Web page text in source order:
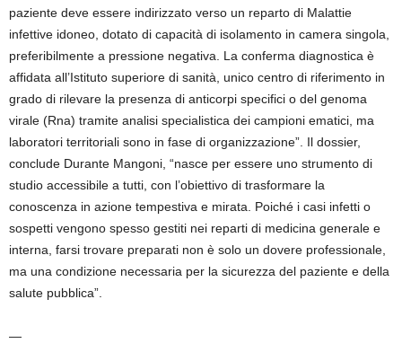
paziente deve essere indirizzato verso un reparto di Malattie
infettive idoneo, dotato di capacità di isolamento in camera singola,
preferibilmente a pressione negativa. La conferma diagnostica è
affidata all’Istituto superiore di sanità, unico centro di riferimento in
grado di rilevare la presenza di anticorpi specifici o del genoma
virale (Rna) tramite analisi specialistica dei campioni ematici, ma
laboratori territoriali sono in fase di organizzazione”. Il dossier,
conclude Durante Mangoni, “nasce per essere uno strumento di
studio accessibile a tutti, con l’obiettivo di trasformare la
conoscenza in azione tempestiva e mirata. Poiché i casi infetti o
sospetti vengono spesso gestiti nei reparti di medicina generale e
interna, farsi trovare preparati non è solo un dovere professionale,
ma una condizione necessaria per la sicurezza del paziente e della
salute pubblica”.
—